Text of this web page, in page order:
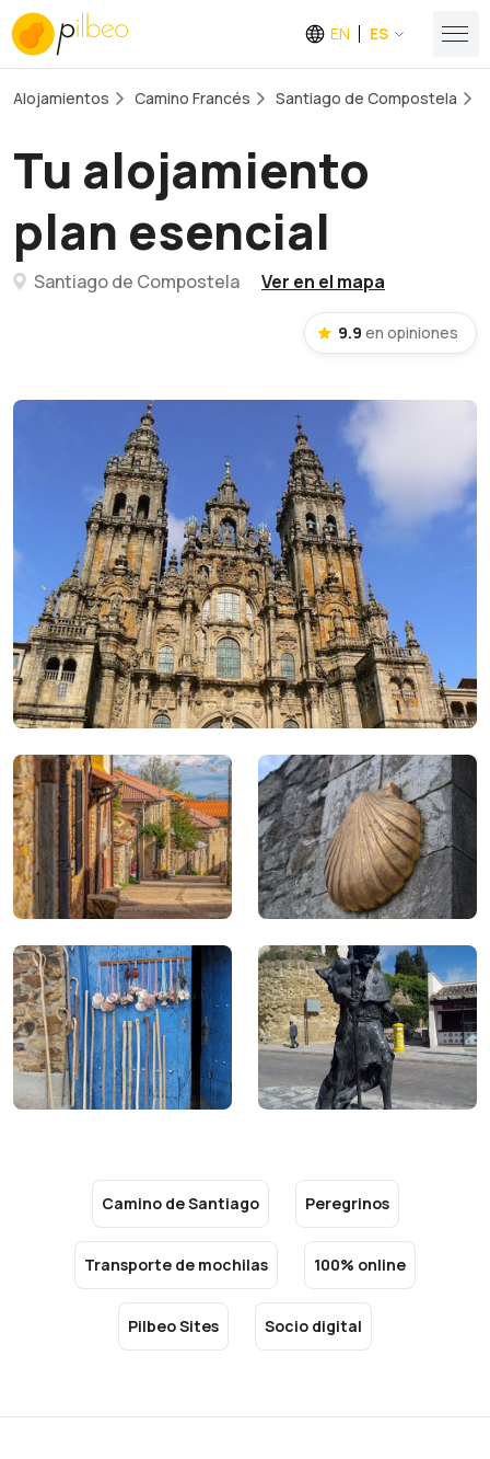
EN ES
Alojamientos Camino Francés Santiago de Compostela
Tu alojamiento
plan esencial
Santiago de Compostela Ver en el mapa
9.9 en opiniones
Camino de Santiago Peregrinos
Transporte de mochilas 100% online
Pilbeo Sites Socio digital